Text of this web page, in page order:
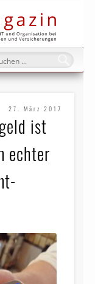
27. März 2017
ist
echter